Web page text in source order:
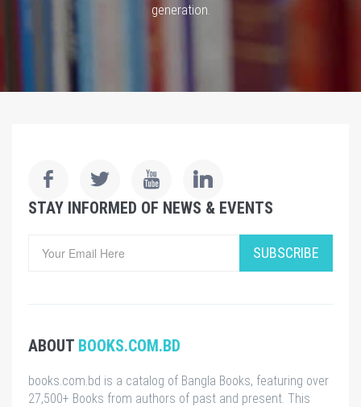
generation.
STAY INFORMED OF NEWS & EVENTS
SUBSCRIBE
ABOUT BOOKS.COM.BD
books.com.bd is a catalog of Bangla Books, featuring over
27,500+ Books from authors of past and present. This